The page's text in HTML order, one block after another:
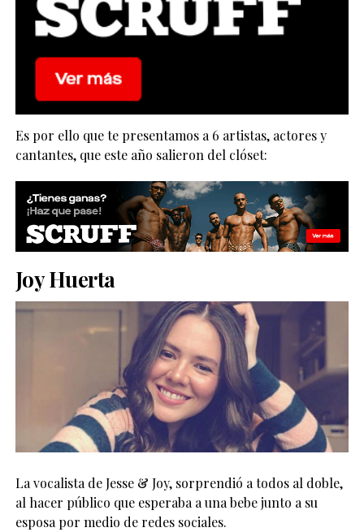
Es por ello que te presentamos a 6 artistas, actores y
cantantes, que este año salieron del clóset:
Joy Huerta
La vocalista de Jesse & Joy, sorprendió a todos al doble,
al hacer público que esperaba a una bebe junto a su
esposa por medio de redes sociales.